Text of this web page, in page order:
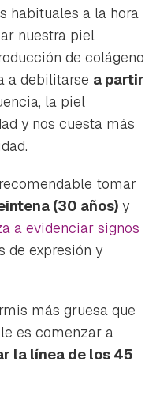
habituales a la hora
nuestra piel
de colágeno
a debilitarse a partir
la piel
y nos cuesta más
tomar
(30 años) y
a evidenciar signos
de expresión y
más gruesa que
es comenzar a
la línea de los 45